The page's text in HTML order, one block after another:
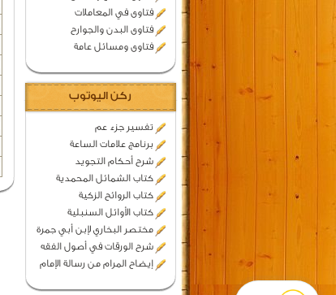
فتاوى في المعاملات
فتاوى البدن والجوارح
فتاوى ومسائل عامة
ركن اليوتوب
تفسير جزء عم
برنامج علامات الساعة
شرح أحكام التجويد
كتاب الشمائل المحمدية
كتاب الروائح الزكية
كتاب الأوائل السنبلية
مختصر البخاري لإبن أبي جمرة
شرح الورقات في أصول الفقه
إيضاح المرام من رسالة الإمام